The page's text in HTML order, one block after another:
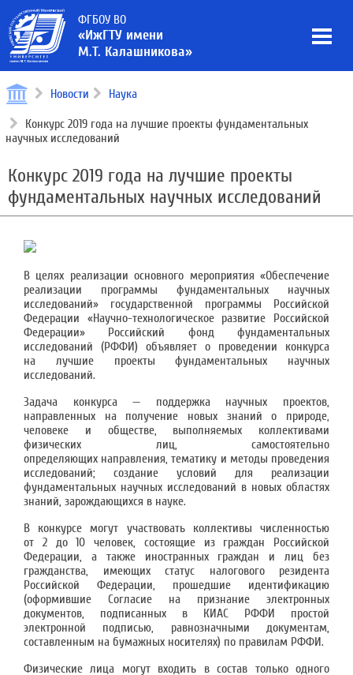
ФГБОУ ВО
«ИжГТУ имени
М.Т. Калашникова»
Новости Наука
Конкурс 2019 года на лучшие проекты фундаментальных
научных исследований
Конкурс 2019 года на лучшие проекты
фундаментальных научных исследований
В целях реализации основного мероприятия «Обеспечение
реализации программы фундаментальных научных
исследований» государственной программы Российской
Федерации «Научно-технологическое развитие Российской
Федерации» Российский фонд фундаментальных
исследований (РФФИ) объявляет о проведении конкурса
на лучшие проекты фундаментальных научных
исследований.
Задача конкурса — поддержка научных проектов,
направленных на получение новых знаний о природе,
человеке и обществе, выполняемых коллективами
физических лиц, самостоятельно
определяющих направления, тематику и методы проведения
исследований; создание условий для реализации
фундаментальных научных исследований в новых областях
знаний, зарождающихся в науке.
В конкурсе могут участвовать коллективы численностью
от 2 до 10 человек, состоящие из граждан Российской
Федерации, а также иностранных граждан и лиц без
гражданства, имеющих статус налогового резидента
Российской Федерации, прошедшие идентификацию
(оформившие Согласие на признание электронных
документов, подписанных в КИАС РФФИ простой
электронной подписью, равнозначными документам,
составленным на бумажных носителях) по правилам РФФИ.
Физические лица могут входить в состав только одного